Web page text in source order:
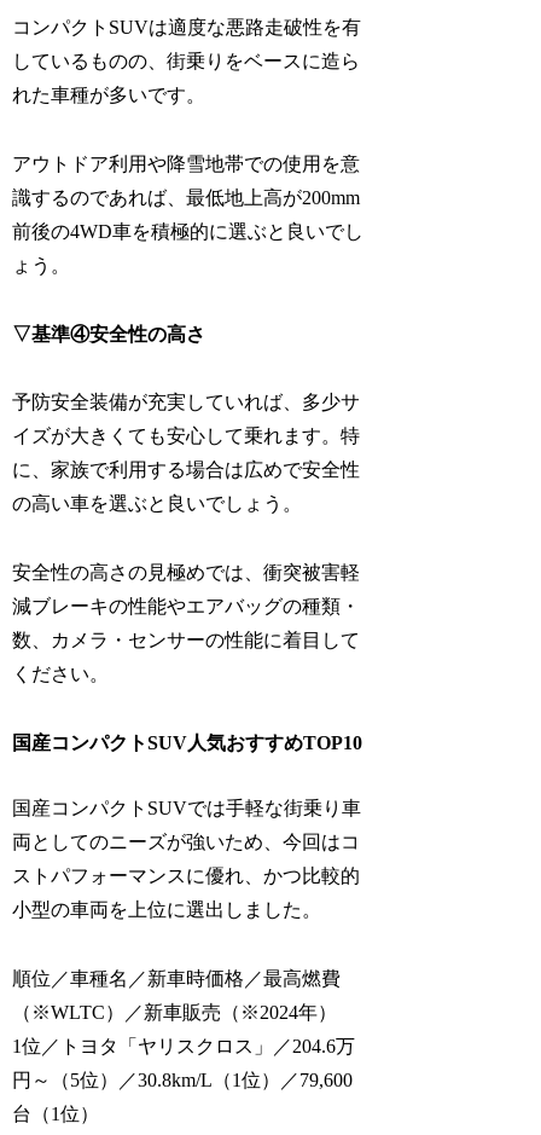
コンパクトSUVは適度な悪路走破性を有
しているものの、街乗りをベースに造ら
れた車種が多いです。
アウトドア利用や降雪地帯での使用を意
識するのであれば、最低地上高が200mm
前後の4WD車を積極的に選ぶと良いでし
ょう。
▽基準④安全性の高さ
予防安全装備が充実していれば、多少サ
イズが大きくても安心して乗れます。特
に、家族で利用する場合は広めで安全性
の高い車を選ぶと良いでしょう。
安全性の高さの見極めでは、衝突被害軽
減ブレーキの性能やエアバッグの種類・
数、カメラ・センサーの性能に着目して
ください。
国産コンパクトSUV人気おすすめTOP10
国産コンパクトSUVでは手軽な街乗り車
両としてのニーズが強いため、今回はコ
ストパフォーマンスに優れ、かつ比較的
小型の車両を上位に選出しました。
順位／車種名／新車時価格／最高燃費
（※WLTC）／新車販売（※2024年）
1位／トヨタ「ヤリスクロス」／204.6万
円～（5位）／30.8km/L（1位）／79,600
台（1位）